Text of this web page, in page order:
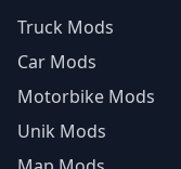
Truck Mods
Car Mods
Motorbike Mods
Unik Mods